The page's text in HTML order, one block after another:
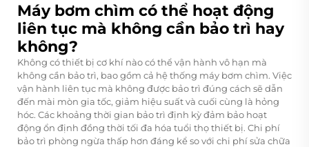
Máy bơm chìm có thể hoạt động
liên tục mà không cần bảo trì hay
không?
Không có thiết bị cơ khí nào có thể vận hành vô hạn mà
không cần bảo trì, bao gồm cả hệ thống máy bơm chìm. Việc
vận hành liên tục mà không được bảo trì đúng cách sẽ dẫn
đến mài mòn gia tốc, giảm hiệu suất và cuối cùng là hỏng
hóc. Các khoảng thời gian bảo trì định kỳ đảm bảo hoạt
động ổn định đồng thời tối đa hóa tuổi thọ thiết bị. Chi phí
bảo trì phòng ngừa thấp hơn đáng kể so với chi phí sửa chữa